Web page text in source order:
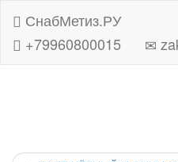
СнабМетиз.РУ
+79960800015